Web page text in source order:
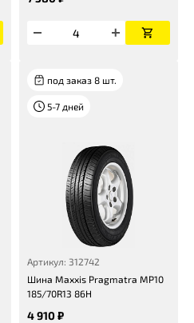
под заказ 8 шт.
5-7 дней
Артикул: 312742
Шина Maxxis Pragmatra MP10
185/70R13 86H
4 910 ₽